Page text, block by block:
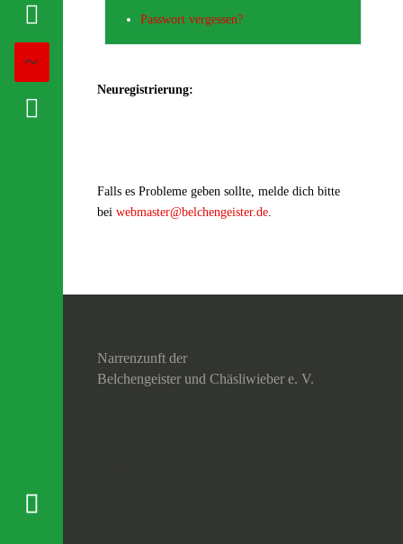

~

Passwort vergessen?
Neuregistrierung:
Falls es Probleme geben sollte, melde dich bitte
bei webmaster@belchengeister.de.
Narrenzunft der
Belchengeister und Chäsliwieber e. V.